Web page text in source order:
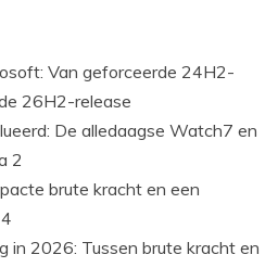
Van geforceerde 24H2-
26H2-release
De alledaagse Watch7 en
2
brute kracht en een
in 2026: Tussen brute kracht en